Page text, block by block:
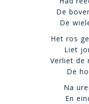
De
De
Het ros
Liet
Verliet de
De
Na
En